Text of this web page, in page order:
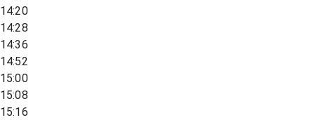
14:20
14:28
14:36
14:52
15:00
15:08
15:16